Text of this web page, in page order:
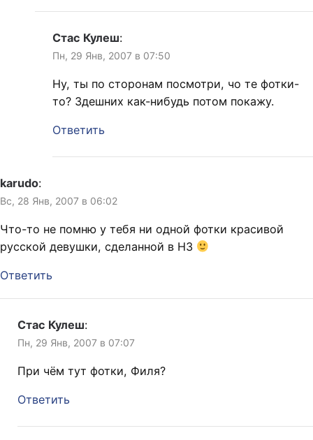
Стас Кулеш:
Пн, 29 Янв, 2007 в 07:50
Ну, ты по сторонам посмотри, чо те фотки-
то? Здешних как-нибудь потом покажу.
Ответить
karudo:
Вс, 28 Янв, 2007 в 06:02
Что-то не помню у тебя ни одной фотки красивой
русской девушки, сделанной в НЗ
Ответить
Стас Кулеш:
Пн, 29 Янв, 2007 в 07:07
При чём тут фотки, Филя?
Ответить